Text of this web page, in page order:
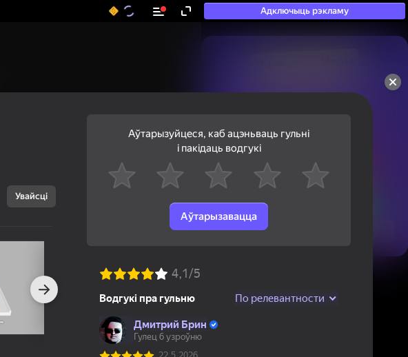
Адключыць рэкламу
50+ тап-гульняў, у якія
гуляюць нават тыя, хто
Увайсці
Аўтарызуйцеся, каб ацэньваць гульні
і пакідаць водгукі
Аўтарызавацца